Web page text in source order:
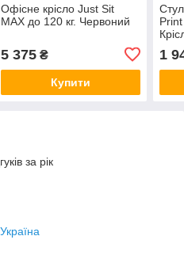
Офісне крісло Just Sit
MAX до 120 кг. Червоний
5 375₴
Купити
1
за рік